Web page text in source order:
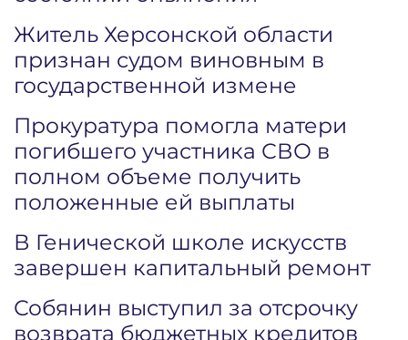
Житель Херсонской области
признан судом виновным в
государственной измене
Прокуратура помогла матери
погибшего участника СВО в
полном объеме получить
положенные ей выплаты
В Генической школе искусств
завершен капитальный ремонт
Собянин выступил за отсрочку
возврата бюджетных кредитов